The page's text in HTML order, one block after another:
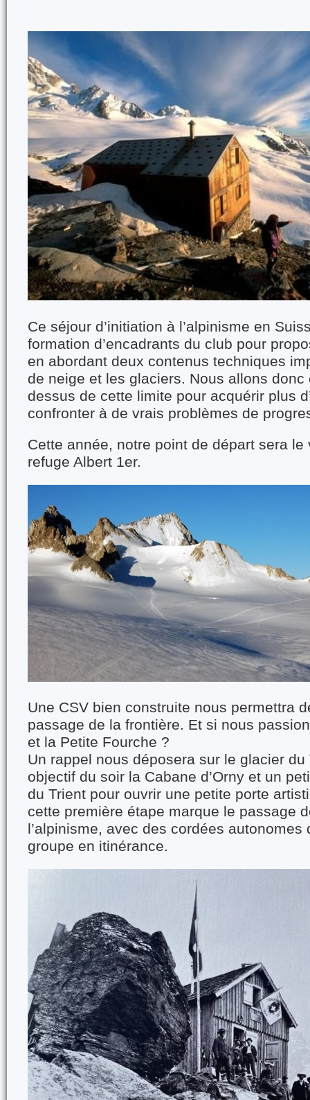
Ce séjour d’initiation à l’alpinisme en
formation d’encadrants du club pour
en abordant deux contenus techniques
de neige et les glaciers. Nous allons donc
dessus de cette limite pour acquérir plus
confronter à de vrais problèmes de
Cette année, notre point de départ sera le
refuge Albert 1er.
Une CSV bien construite nous permettra
passage de la frontière. Et si nous
et la Petite Fourche ?
Un rappel nous déposera sur le glacier
objectif du soir la Cabane d’Orny et un
du Trient pour ouvrir une petite porte
cette première étape marque le passage
l’alpinisme, avec des cordées autonomes
groupe en itinérance.